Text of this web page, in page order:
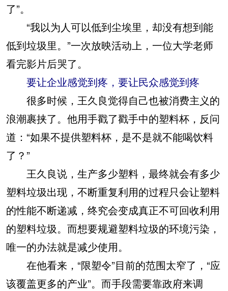
了”。
“我以为人可以低到尘埃里，却没有想到能
低到垃圾里。”一次放映活动上，一位大学老师
看完影片后哭了。
要让企业感觉到疼，要让民众感觉到疼
很多时候，王久良觉得自己也被消费主义的
浪潮裹挟了。他用手戳了戳手中的塑料杯，反问
道：“如果不提供塑料杯，是不是就不能喝饮料
了？”
王久良说，生产多少塑料，最终就会有多少
塑料垃圾出现，不断重复利用的过程只会让塑料
的性能不断递减，终究会变成真正不可回收利用
的塑料垃圾。而想要规避塑料垃圾的环境污染，
唯一的办法就是减少使用。
在他看来，“限塑令”目前的范围太窄了，“应
该覆盖更多的产业”。而手段需要靠政府来调